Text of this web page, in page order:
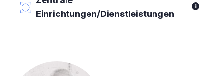
Einrichtungen/Dienstleistungen